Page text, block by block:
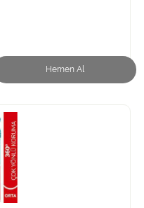
Hemen Al